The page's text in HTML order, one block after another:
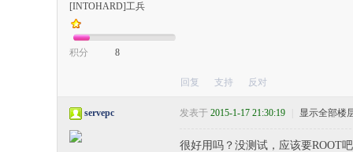
[INTOHARD]工兵
积分 8
回复 支持 反对
servepc 发表于 2015-1-17 21:30:19 显示全部楼
很好用吗？没测试，应该要ROOT